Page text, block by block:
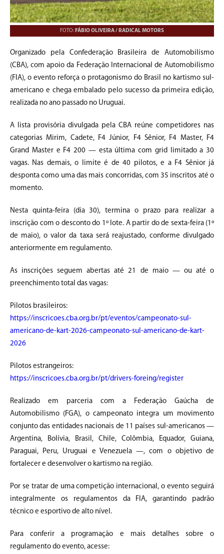
FOTO: FÁBIO OLIVEIRA / RADICAL MOTORS
Organizado pela Confederação Brasileira de Automobilismo
(CBA), com apoio da Federação Internacional de Automobilismo
(FIA), o evento reforça o protagonismo do Brasil no kartismo sul-
americano e chega embalado pelo sucesso da primeira edição,
realizada no ano passado no Uruguai.
A lista provisória divulgada pela CBA reúne competidores nas
categorias Mirim, Cadete, F4 Júnior, F4 Sênior, F4 Master, F4
Grand Master e F4 200 — esta última com grid limitado a 30
vagas. Nas demais, o limite é de 40 pilotos, e a F4 Sênior já
desponta como uma das mais concorridas, com 35 inscritos até o
momento.
Nesta quinta-feira (dia 30), termina o prazo para realizar a
inscrição com o desconto do 1º lote. A partir do de sexta-feira (1º
de maio), o valor da taxa será reajustado, conforme divulgado
anteriormente em regulamento.
As inscrições seguem abertas até 21 de maio — ou até o
preenchimento total das vagas:
Pilotos brasileiros:
https://inscricoes.cba.org.br/pt/eventos/campeonato-sul-
americano-de-kart-2026-campeonato-sul-americano-de-kart-
2026
Pilotos estrangeiros:
https://inscricoes.cba.org.br/pt/drivers-foreing/register
Realizado em parceria com a Federação Gaúcha de
Automobilismo (FGA), o campeonato integra um movimento
conjunto das entidades nacionais de 11 países sul-americanos —
Argentina, Bolívia, Brasil, Chile, Colômbia, Equador, Guiana,
Paraguai, Peru, Uruguai e Venezuela —, com o objetivo de
fortalecer e desenvolver o kartismo na região.
Por se tratar de uma competição internacional, o evento seguirá
integralmente os regulamentos da FIA, garantindo padrão
técnico e esportivo de alto nível.
Para conferir a programação e mais detalhes sobre o
regulamento do evento, acesse: